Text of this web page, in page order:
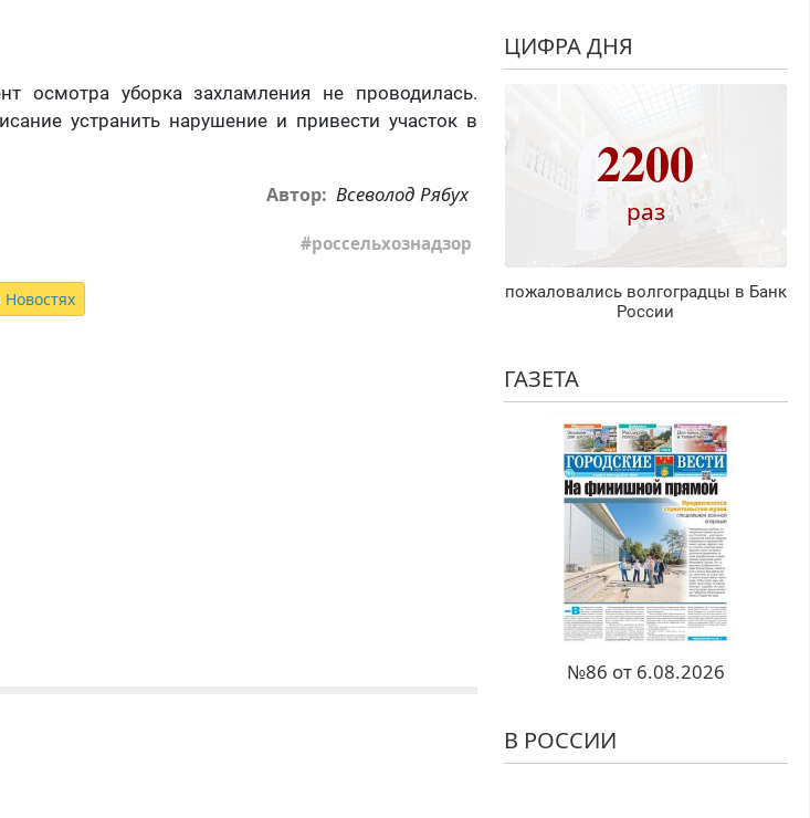
осмотра уборка захламления не проводилась.
устранить нарушение и привести участок в
Автор: Всеволод Рябух
россельхознадзор
Новостях
ЦИФРА ДНЯ
2200
раз
пожаловались волгоградцы в Банк
России
ГАЗЕТА
№86 от 6.08.2026
В РОССИИ